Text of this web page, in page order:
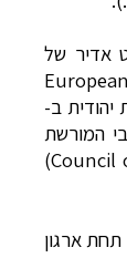
אדיר של
ב-
המורשת
Council
)
ארגון